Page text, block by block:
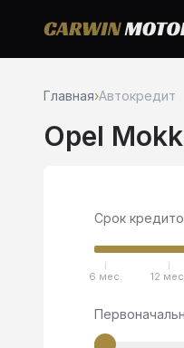
Главная›Автокредит
Opel
Срок
6 мес. 12